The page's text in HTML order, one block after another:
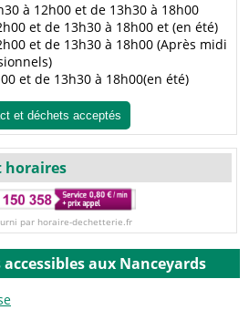
à 12h00 et de 13h30 à 18h00
et de 13h30 à 18h00 et (en été)
et de 13h30 à 18h00 (Après midi
et de 13h30 à 18h00(en été)
et déchets acceptés
horaires
par horaire-dechetterie.fr
aux Nanceyards